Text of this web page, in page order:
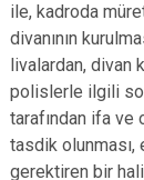
ile, kadroda
divanının
livalardan, divan
polislerle ilgili
tarafından ifa ve
tasdik olunması,
gerektiren bir